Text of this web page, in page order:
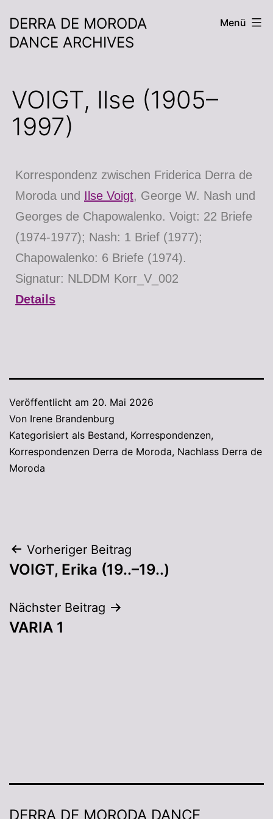
DERRA DE MORODA
DANCE ARCHIVES
Menü
VOIGT, Ilse (1905–
1997)
Korrespondenz zwischen Friderica Derra de
Moroda und Ilse Voigt, George W. Nash und
Georges de Chapowalenko. Voigt: 22 Briefe
(1974-1977); Nash: 1 Brief (1977);
Chapowalenko: 6 Briefe (1974).
Signatur: NLDDM Korr_V_002
Details
Veröffentlicht am 20. Mai 2026
Von Irene Brandenburg
Kategorisiert als Bestand, Korrespondenzen,
Korrespondenzen Derra de Moroda, Nachlass Derra de
Moroda
Vorheriger Beitrag
VOIGT, Erika (19..–19..)
Nächster Beitrag
VARIA 1
DERRA DE MORODA DANCE